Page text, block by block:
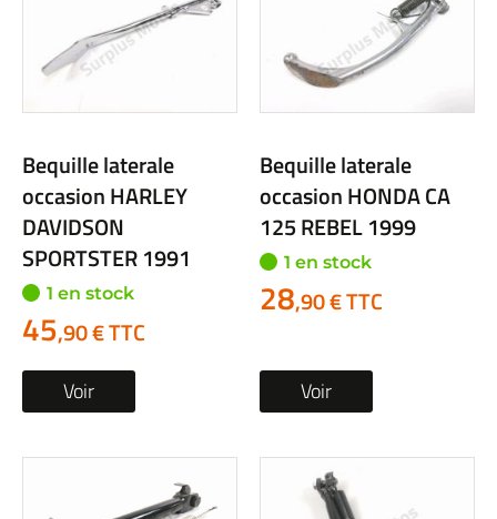
Bequille laterale
occasion HARLEY
DAVIDSON
SPORTSTER 1991
1 en stock
45,90 € TTC
Voir
Bequille laterale
occasion HONDA CA
125 REBEL 1999
1 en stock
28,90 € TTC
Voir